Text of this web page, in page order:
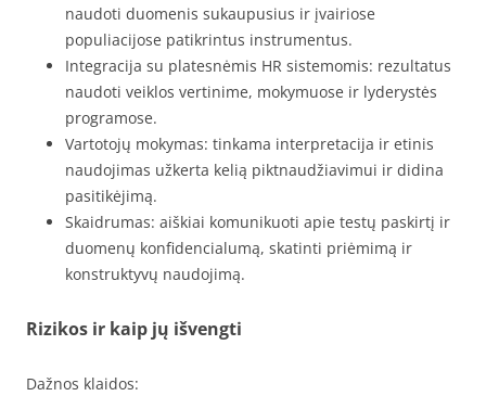
naudoti duomenis sukaupusius ir įvairiose
populiacijose patikrintus instrumentus.
Integracija su platesnėmis HR sistemomis: rezultatus
naudoti veiklos vertinime, mokymuose ir lyderystės
programose.
Vartotojų mokymas: tinkama interpretacija ir etinis
naudojimas užkerta kelią piktnaudžiavimui ir didina
pasitikėjimą.
Skaidrumas: aiškiai komunikuoti apie testų paskirtį ir
duomenų konfidencialumą, skatinti priėmimą ir
konstruktyvų naudojimą.
Rizikos ir kaip jų išvengti
Dažnos klaidos: